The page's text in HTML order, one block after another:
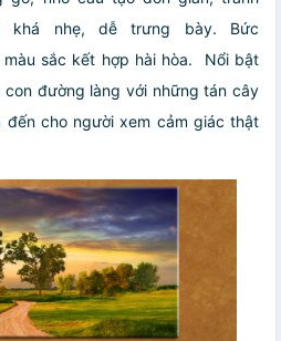
khá nhẹ, dễ trưng bày. Bức
sắc kết hợp hài hòa. Nổi bật
đường làng với những tán cây
cho người xem cảm giác thật